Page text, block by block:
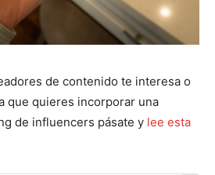
de contenido te interesa o
que quieres incorporar una
de influencers pásate y lee esta